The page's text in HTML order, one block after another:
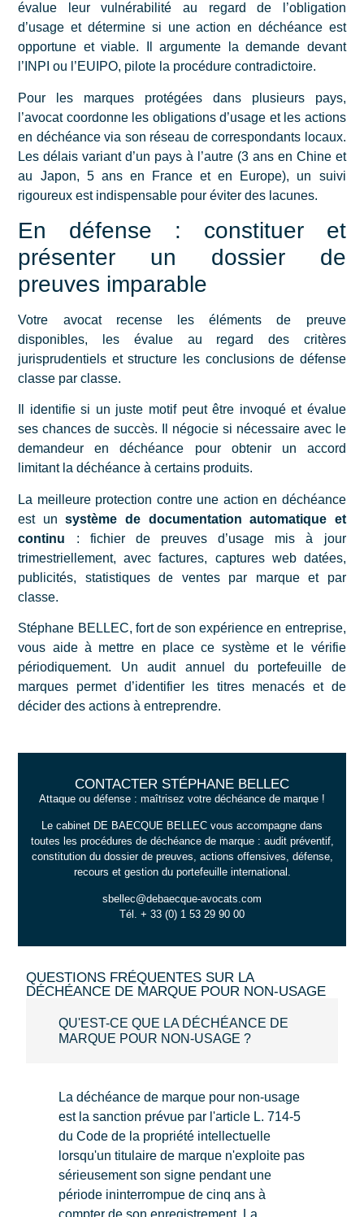
évalue leur vulnérabilité au regard de l’obligation
d’usage et détermine si une action en déchéance est
opportune et viable. Il argumente la demande devant
l’INPI ou l’EUIPO, pilote la procédure contradictoire.
Pour les marques protégées dans plusieurs pays,
l’avocat coordonne les obligations d’usage et les actions
en déchéance via son réseau de correspondants locaux.
Les délais variant d’un pays à l’autre (3 ans en Chine et
au Japon, 5 ans en France et en Europe), un suivi
rigoureux est indispensable pour éviter des lacunes.
En défense : constituer et
présenter un dossier de
preuves imparable
Votre avocat recense les éléments de preuve
disponibles, les évalue au regard des critères
jurisprudentiels et structure les conclusions de défense
classe par classe.
Il identifie si un juste motif peut être invoqué et évalue
ses chances de succès. Il négocie si nécessaire avec le
demandeur en déchéance pour obtenir un accord
limitant la déchéance à certains produits.
La meilleure protection contre une action en déchéance
est unsystème de documentation automatique et
continu : fichier de preuves d’usage mis à jour
trimestriellement, avec factures, captures web datées,
publicités, statistiques de ventes par marque et par
classe.
Stéphane BELLEC, fort de son expérience en entreprise,
vous aide à mettre en place ce système et le vérifie
périodiquement. Un audit annuel du portefeuille de
marques permet d’identifier les titres menacés et de
décider des actions à entreprendre.
CONTACTER STÉPHANE BELLEC
Attaque ou défense : maîtrisez votre déchéance de marque !
Le cabinet DE BAECQUE BELLEC vous accompagne dans
toutes les procédures de déchéance de marque : audit préventif,
constitution du dossier de preuves, actions offensives, défense,
recours et gestion du portefeuille international.
sbellec@debaecque-avocats.com
Tél. + 33 (0) 1 53 29 90 00
QUESTIONS FRÉQUENTES SUR LA
DÉCHÉANCE DE MARQUE POUR NON-USAGE
QU'EST-CE QUE LA DÉCHÉANCE DE
MARQUE POUR NON-USAGE ?
La déchéance de marque pour non-usage
est la sanction prévue par l'article L. 714-5
du Code de la propriété intellectuelle
lorsqu'un titulaire de marque n'exploite pas
sérieusement son signe pendant une
période ininterrompue de cinq ans à
compter de son enregistrement. La